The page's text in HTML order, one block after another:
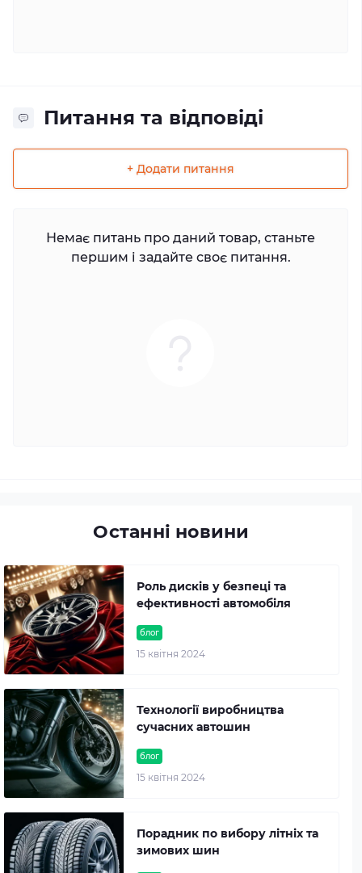
Питання та відповіді
+ Додати питання
Немає питань про даний товар, станьте
першим і задайте своє питання.
Останні новини
блог
15 квітня 2024
Роль дисків у безпеці та
ефективності автомобіля
блог
15 квітня 2024
Технології виробництва
сучасних автошин
Порадник по вибору літніх та
зимових шин